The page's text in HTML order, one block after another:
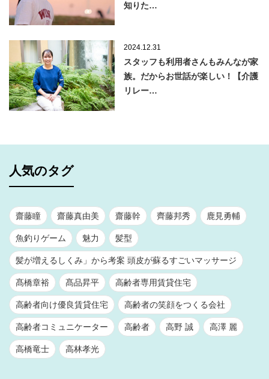
知りた…
2024.12.31
スタッフも利用者さんもみんなが家
族。だからお世話が楽しい！【介護
リレー…
人気のタグ
齋藤瞳 齋藤真由美 齋藤幹 齊藤邦秀 鹿見勇輔
魚釣りゲーム 魅力 髪型
髪が増えるしくみ」から考案 頭皮が蘇るすごいマッサージ
髙橋章裕 髙品昇平 高齢者専用賃貸住宅
高齢者向け優良賃貸住宅 高齢者の笑顔をつくる会社
高齢者コミュニケーター 高齢者 高野 誠 高澤 麗
高橋竜士 高林孝光